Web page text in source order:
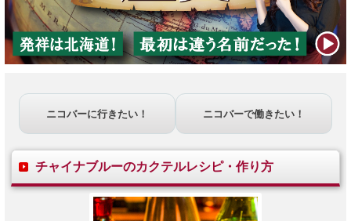
ニコバーに行きたい！ ニコバーで働きたい！
チャイナブルーのカクテルレシピ・作り方